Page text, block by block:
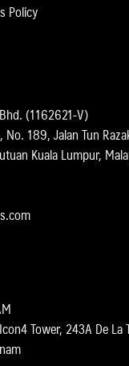
(1162621-V)
No. 189, Jalan Tun
Kuala Lumpur,
Tower, 243A De La
Policy